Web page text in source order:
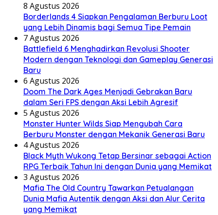
8 Agustus 2026
Borderlands 4 Siapkan Pengalaman Berburu Loot
yang Lebih Dinamis bagi Semua Tipe Pemain
7 Agustus 2026
Battlefield 6 Menghadirkan Revolusi Shooter
Modern dengan Teknologi dan Gameplay Generasi
Baru
6 Agustus 2026
Doom The Dark Ages Menjadi Gebrakan Baru
dalam Seri FPS dengan Aksi Lebih Agresif
5 Agustus 2026
Monster Hunter Wilds Siap Mengubah Cara
Berburu Monster dengan Mekanik Generasi Baru
4 Agustus 2026
Black Myth Wukong Tetap Bersinar sebagai Action
RPG Terbaik Tahun Ini dengan Dunia yang Memikat
3 Agustus 2026
Mafia The Old Country Tawarkan Petualangan
Dunia Mafia Autentik dengan Aksi dan Alur Cerita
yang Memikat